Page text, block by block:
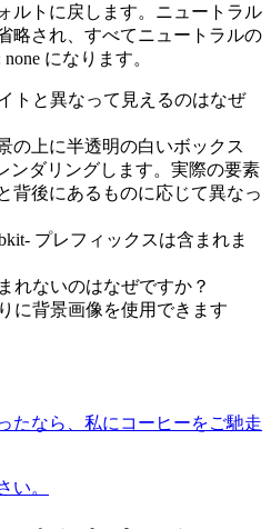
ルトに戻します。ニュートラル
略され、すべてニュートラルの
になります。
トと異なって見えるのはなぜ
の上に半透明の白いボックス
レンダリングします。実際の要素
背後にあるものに応じて異なっ
プレフィックスは含まれま
れないのはなぜですか？
に背景画像を使用できます
たなら、私にコーヒーをご馳走
い。